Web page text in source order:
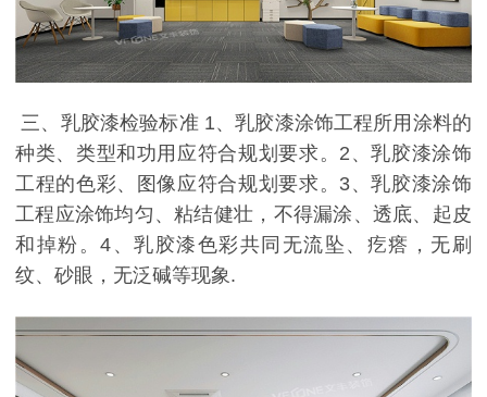
三、乳胶漆检验标准 1、乳胶漆涂饰工程所用涂料的
种类、类型和功用应符合规划要求。2、乳胶漆涂饰
工程的色彩、图像应符合规划要求。3、乳胶漆涂饰
工程应涂饰均匀、粘结健壮，不得漏涂、透底、起皮
和掉粉。4、乳胶漆色彩共同无流坠、疙瘩，无刷
纹、砂眼，无泛碱等现象.